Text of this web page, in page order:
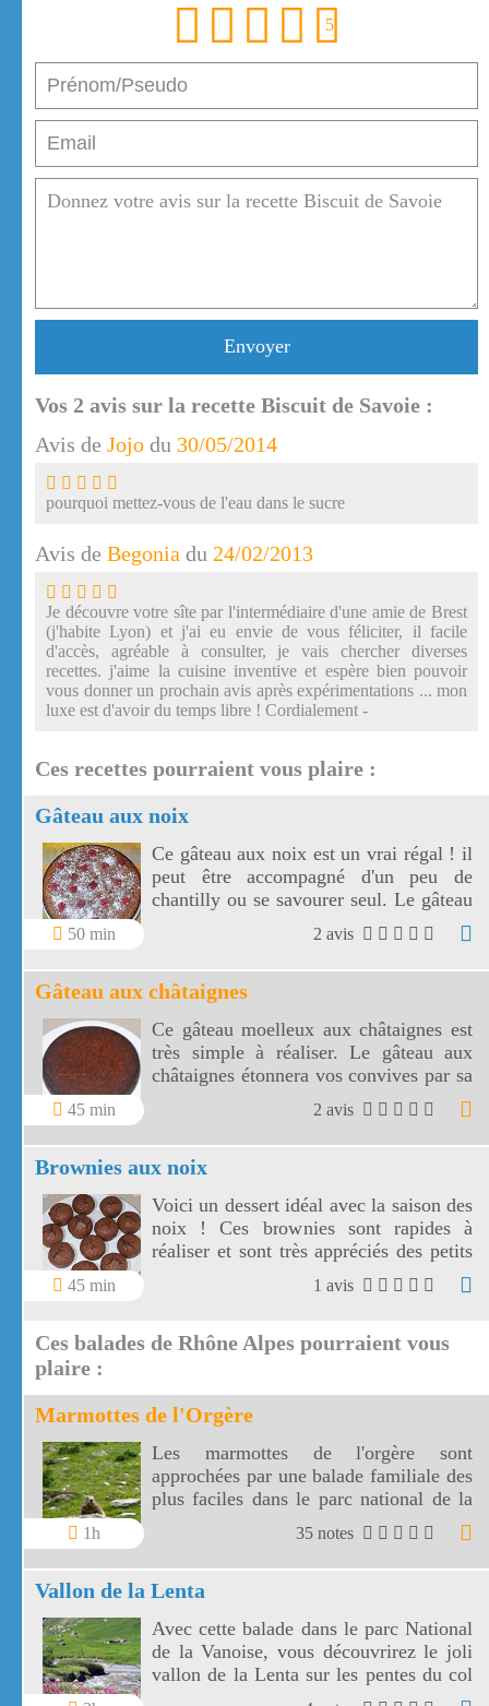
5
Envoyer
Vos 2 avis sur la recette Biscuit de Savoie :
Avis de Jojo du 30/05/2014
pourquoi mettez-vous de l'eau dans le sucre
Avis de Begonia du 24/02/2013
Je découvre votre sîte par l'intermédiaire d'une amie de Brest
(j'habite Lyon) et j'ai eu envie de vous féliciter, il facile
d'accès, agréable à consulter, je vais chercher diverses
recettes. j'aime la cuisine inventive et espère bien pouvoir
vous donner un prochain avis après expérimentations ... mon
luxe est d'avoir du temps libre ! Cordialement -
Ces recettes pourraient vous plaire :
Gâteau aux noix
50 min
Ce gâteau aux noix est un vrai régal ! il
peut être accompagné d'un peu de
chantilly ou se savourer seul. Le gâteau
aux noix se conserve très bien quelques
jours et garde tout son moelleux !
2 avis
Gâteau aux châtaignes
45 min
Ce gâteau moelleux aux châtaignes est
très simple à réaliser. Le gâteau aux
châtaignes étonnera vos convives par sa
composition et sa douceur !
2 avis
Brownies aux noix
45 min
Voici un dessert idéal avec la saison des
noix ! Ces brownies sont rapides à
réaliser et sont très appréciés des petits
1 avis
Ces balades de Rhône Alpes pourraient vous
plaire :
Marmottes de l'Orgère
1h
Les marmottes de l'orgère sont
approchées par une balade familiale des
plus faciles dans le parc national de la
Vanoise. Les marmottes de l'Orgère sont
visibles au fond d'un vallon juste en
dessous des 2000 m d'altitude.
35 notes
Vallon de la Lenta
Avec cette balade dans le parc National
de la Vanoise, vous découvrirez le joli
vallon de la Lenta sur les pentes du col
de l'Iseran. Le vallon de la Lenta fait